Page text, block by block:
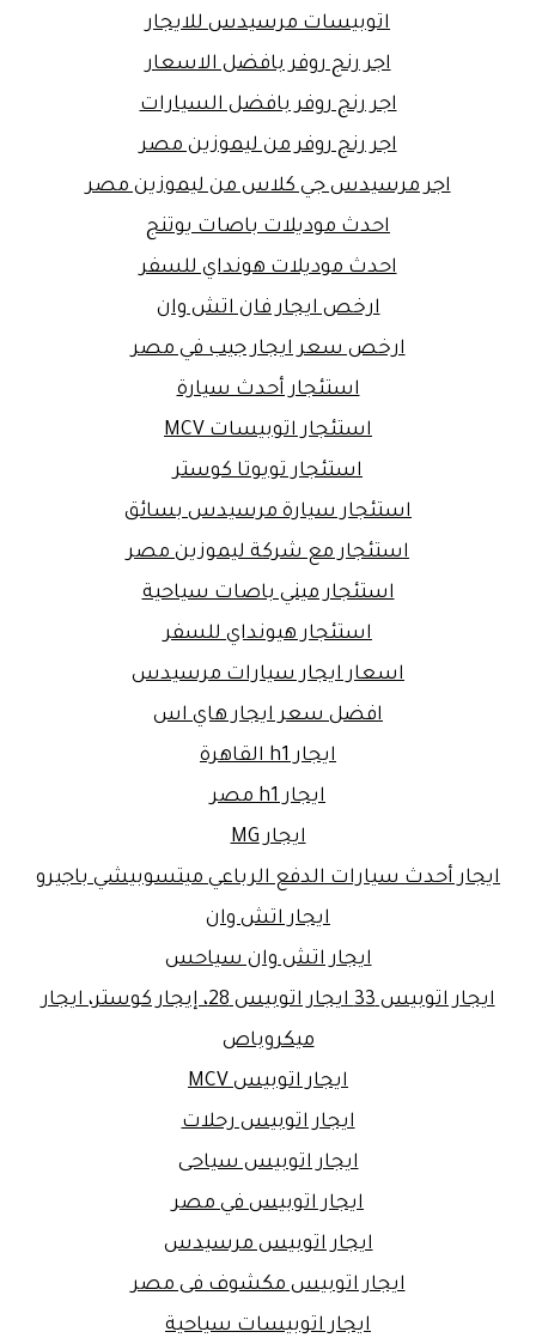
اتوبيسات مرسيدس للايجار
اجر رنج روفر بافضل الاسعار
اجر رنج روفر بافضل السيارات
اجر رنج روفر من ليموزين مصر
اجر مرسيدس جي كلاس من ليموزين مصر
احدث موديلات باصات يوتنج
احدث موديلات هونداي للسفر
ارخص ايجار فان اتش وان
ارخص سعر ايجار جيب في مصر
استئجار أحدث سيارة
استئجار اتوبيسات MCV
استئجار تويوتا كوستر
استئجار سيارة مرسيدس بسائق
استئجار مع شركة ليموزين مصر
استئجار ميني باصات سياحية
استئجار هيونداي للسفر
اسعار ايجار سيارات مرسيدس
افضل سعر ايجار هاي اس
ايجار h1 القاهرة
ايجار h1 مصر
ايجار MG
ايجار أحدث سيارات الدفع الرباعي ميتسوبيشي باجيرو
ايجار اتش وان
ايجار اتش وان سياحس
ايجار اتوبيس 33 ايجار اتوبيس 28، إيجار كوستر، ايجار
ميكروباص
ايجار اتوبيس MCV
ايجار اتوبيس رحلات
ايجار اتوبيس سياحى
ايجار اتوبيس في مصر
ايجار اتوبيس مرسيدس
ايجار اتوبيس مكشوف فى مصر
ايجار اتوبيسات سياحية